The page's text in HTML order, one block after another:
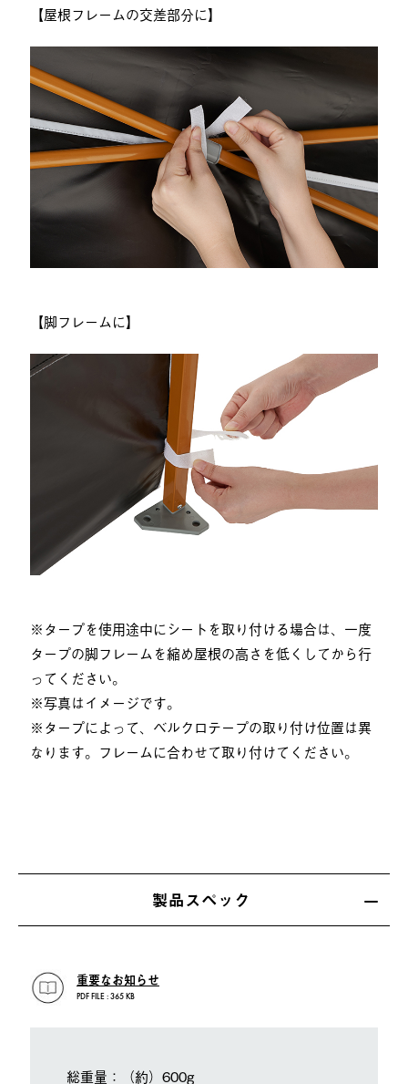
【屋根フレームの交差部分に】
【脚フレームに】
※タープを使用途中にシートを取り付ける場合は、一度
タープの脚フレームを縮め屋根の高さを低くしてから行
ってください。
※写真はイメージです。
※タープによって、ベルクロテープの取り付け位置は異
なります。フレームに合わせて取り付けてください。
製品スペック
重要なお知らせ
PDF FILE : 365 KB
総重量：（約）600g